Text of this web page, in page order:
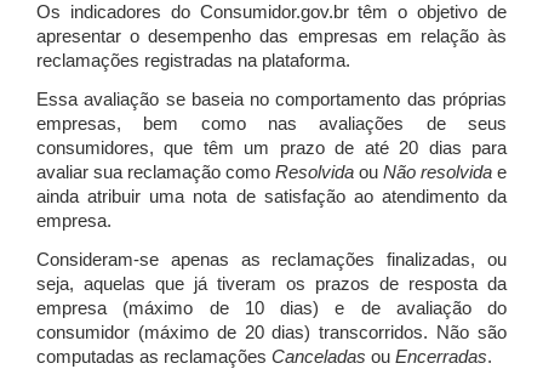
Os indicadores do Consumidor.gov.br têm o objetivo de
apresentar o desempenho das empresas em relação às
reclamações registradas na plataforma.
Essa avaliação se baseia no comportamento das próprias
empresas, bem como nas avaliações de seus
consumidores, que têm um prazo de até 20 dias para
avaliar sua reclamação como Resolvida ou Não resolvida e
ainda atribuir uma nota de satisfação ao atendimento da
empresa.
Consideram-se apenas as reclamações finalizadas, ou
seja, aquelas que já tiveram os prazos de resposta da
empresa (máximo de 10 dias) e de avaliação do
consumidor (máximo de 20 dias) transcorridos. Não são
computadas as reclamações Canceladas ou Encerradas.